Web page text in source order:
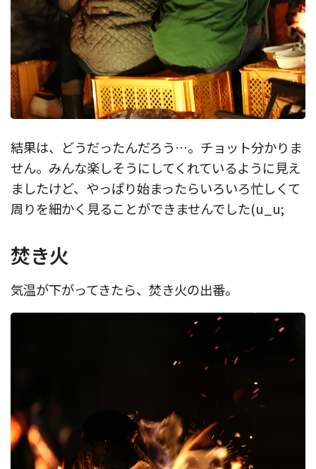
結果は、どうだったんだろう…。チョット分かりま
せん。みんな楽しそうにしてくれているように見え
ましたけど、やっぱり始まったらいろいろ忙しくて
周りを細かく見ることができませんでした(u_u;
焚き火
気温が下がってきたら、焚き火の出番。